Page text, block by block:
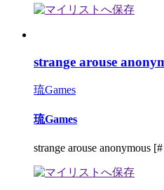
strange arouse
琉Games
琉Games
strange arouse anonymous